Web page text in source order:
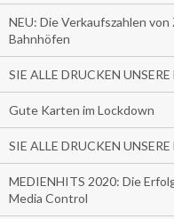
NEU: Die Verkaufszahlen
Bahnhöfen
SIE ALLE DRUCKEN
Gute Karten im Lockdown
SIE ALLE DRUCKEN
MEDIENHITS 2020: Die
Media Control